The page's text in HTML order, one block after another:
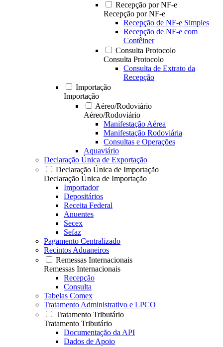
Recepção por NF-e
Recepção por NF-e
Recepção de NF-e Simples
Recepção de NF-e com
Contêiner
Consulta Protocolo
Consulta Protocolo
Consulta de Extrato da
Recepção
Importação
Importação
Aéreo/Rodoviário
Aéreo/Rodoviário
Manifestação Aérea
Manifestação Rodoviária
Consultas e Operações
Aquaviário
Declaração Única de Exportação
Declaração Única de Importação
Declaração Única de Importação
Importador
Depositários
Receita Federal
Anuentes
Secex
Sefaz
Pagamento Centralizado
Recintos Aduaneiros
Remessas Internacionais
Remessas Internacionais
Recepção
Consulta
Tabelas Comex
Tratamento Administrativo e LPCO
Tratamento Tributário
Tratamento Tributário
Documentação da API
Dados de Apoio